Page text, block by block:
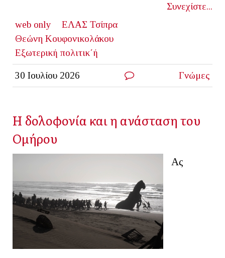
Συνεχίστε...
web only
ΕΛΑΣ Τσίπρα
Θεώνη Κουφονικολάκου
Εξωτερική πολιτικ΄ή
30 Ιουλίου 2026 Γνώμες
Η δολοφονία και η ανάσταση του
Ομήρου
Ας